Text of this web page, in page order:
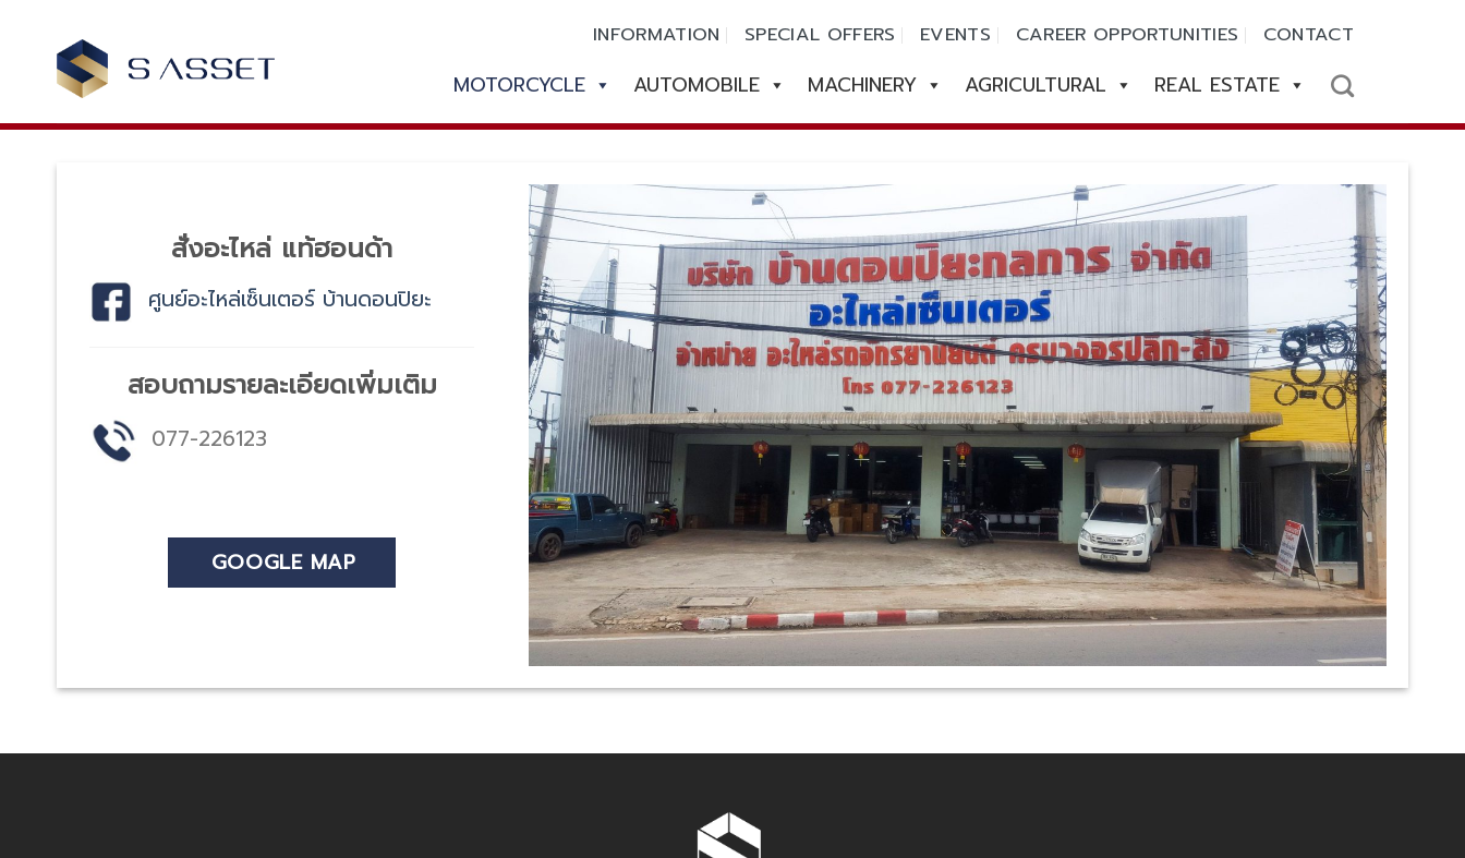
content
INFORMATION SPECIAL OFFERS EVENTS CAREER OPPORTUNITIES CONTACT
MOTORCYCLE AUTOMOBILE MACHINERY AGRICULTURAL REAL ESTATE
สั่งอะไหล่ แท้ฮอนด้า
ศูนย์อะไหล่เซ็นเตอร์ บ้านดอนปิยะ
สอบถามรายละเอียดเพิ่มเติม
077-226123
GOOGLE MAP